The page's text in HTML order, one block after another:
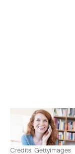
Credits: Gettyimages